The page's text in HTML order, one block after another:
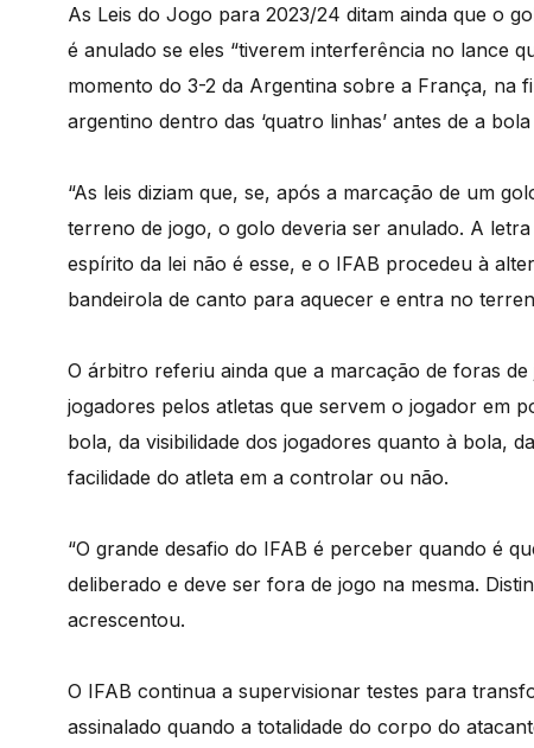
As Leis do Jogo para 2023/24 ditam ainda que o
é anulado se eles “tiverem interferência no lance
momento do 3-2 da Argentina sobre a França, na
argentino dentro das ‘quatro linhas’ antes de a
“As leis diziam que, se, após a marcação de um
terreno de jogo, o golo deveria ser anulado. A
espírito da lei não é esse, e o IFAB procedeu à
bandeirola de canto para aquecer e entra no
O árbitro referiu ainda que a marcação de foras
jogadores pelos atletas que servem o jogador em
bola, da visibilidade dos jogadores quanto à bola,
facilidade do atleta em a controlar ou não.
“O grande desafio do IFAB é perceber quando é
deliberado e deve ser fora de jogo na mesma.
acrescentou.
O IFAB continua a supervisionar testes para
assinalado quando a totalidade do corpo do